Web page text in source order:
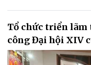
Tổ chức triển lãm
công Đại hội XIV